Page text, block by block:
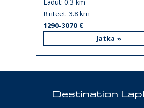
Ladut: 0.3 km
Rinteet: 3.8 km
1290-3070 €
Jatka »
Destination